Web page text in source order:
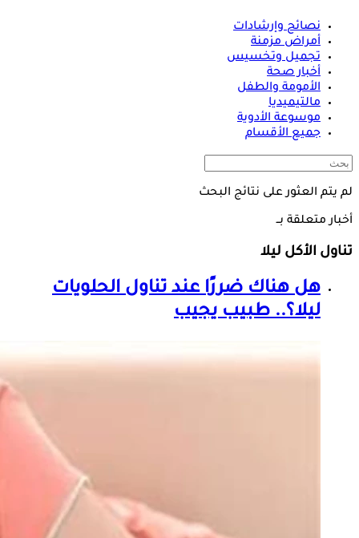
نصائح وإرشادات
أمراض مزمنة
تجميل وتخسيس
أخبار صحة
الأمومة والطفل
مالتيميديا
موسوعة الأدوية
جميع الأقسام
لم يتم العثور على نتائج البحث
أخبار متعلقة بــ
تناول الأكل ليلا
هل هناك ضررًا عند تناول الحلويات
ليلا؟.. طبيب يجيب